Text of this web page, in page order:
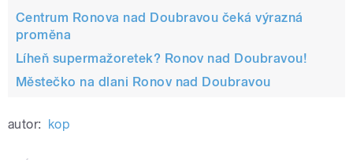
Centrum Ronova nad Doubravou čeká výrazná
proměna
Líheň supermažoretek? Ronov nad Doubravou!
Městečko na dlani Ronov nad Doubravou
autor: kop